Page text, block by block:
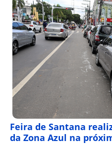
Feira de Santana
da Zona Azul na